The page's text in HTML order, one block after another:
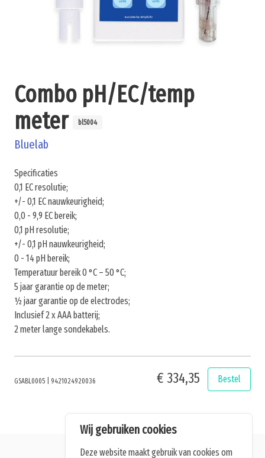
Combo pH/EC/temp
meter
bl5004
Bluelab
Specificaties
0,1 EC resolutie;
+/- 0,1 EC nauwkeurigheid;
0,0 - 9,9 EC bereik;
0,1 pH resolutie;
+/- 0,1 pH nauwkeurigheid;
0 - 14 pH bereik;
Temperatuur bereik 0 °C – 50 °C;
5 jaar garantie op de meter;
½ jaar garantie op de electrodes;
Inclusief 2 x AAA batterij;
2 meter lange sondekabels.
GSABL0005 9421024920036 € 334,35 Bestel
Wij gebruiken cookies
Deze website maakt gebruik van cookies om